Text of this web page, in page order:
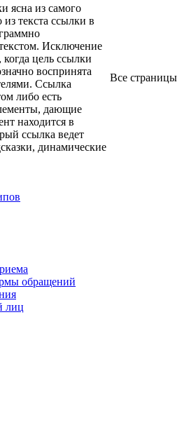
ясна из самого
текста ссылки в
Исключение
цель ссылки
воспринята
Ссылка
либо есть
дающие
находится в
ссылка ведет
динамические
Все страницы
обращений
лиц